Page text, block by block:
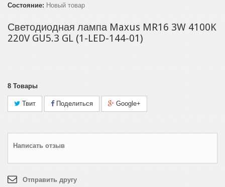
Состояние: Новый товар
Светодиодная лампа Maxus MR16 3W 4100K
220V GU5.3 GL (1-LED-144-01)
8 Товары
Твит Поделиться Google+
Написать отзыв
Отправить другу